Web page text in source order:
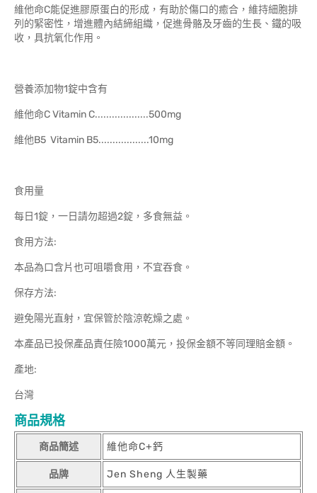
維他命C能促進膠原蛋白的形成，有助於傷口的癒合，維持細胞排
列的緊密性，增進體內結締組織，促進骨骼及牙齒的生長、鐵的吸
收，具抗氧化作用。
營養添加物1錠中含有
維他命C Vitamin C...................500mg
維他B5 Vitamin B5..................10mg
食用量
每日1錠，一日請勿超過2錠，多食無益。
食用方法:
本品為口含片也可咀嚼食用，不宜吞食。
保存方法:
避免陽光直射，宜保管於陰涼乾燥之處。
本產品已投保產品責任險1000萬元，投保金額不等同理賠金額。
產地:
台灣
商品規格
商品簡述 維他命C+鈣
品牌 Jen Sheng 人生製藥